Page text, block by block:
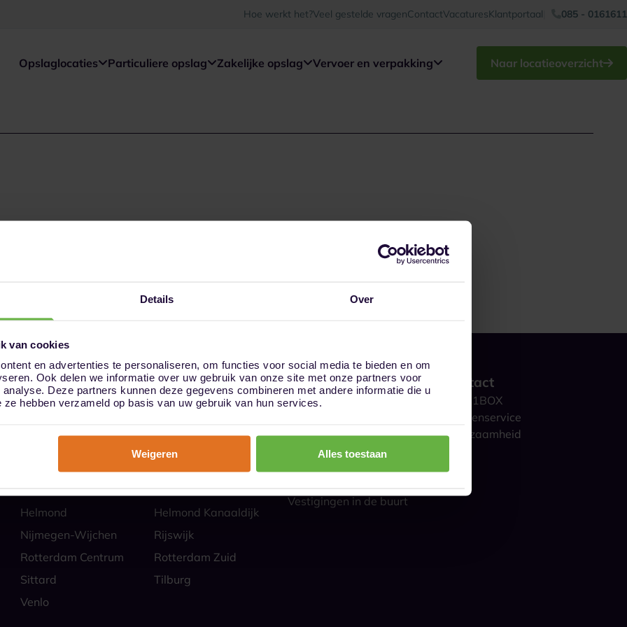
Details Over
van cookies
en advertenties te personaliseren, om functies voor social media te bieden en om
Ook delen we informatie over uw gebruik van onze site met onze partners voor
Deze partners kunnen deze gegevens combineren met andere informatie die u
hebben verzameld op basis van uw gebruik van hun services.
Weigeren Alles toestaan
Hoe werkt het?Veel gestelde vragenContactVacaturesKlantportaal 085 - 0161611
Opslaglocaties Particuliere opslag Zakelijke opslag Vervoer en verpakking Naar locatieoverzicht
Almere
Alphen aan den Rijn
Eindhoven Best
Helmond
Helmond Kanaaldijk
Nijmegen-Wijchen
Rijswijk
Rotterdam Centrum
Rotterdam Zuid
Sittard
Tilburg
Venlo
Hoe werkt het?
Veilige opslag
Particulieren
Zakelijk
Vestigingen in de buurt
Contact
Over 1BOX
Klantenservice
Duurzaamheid